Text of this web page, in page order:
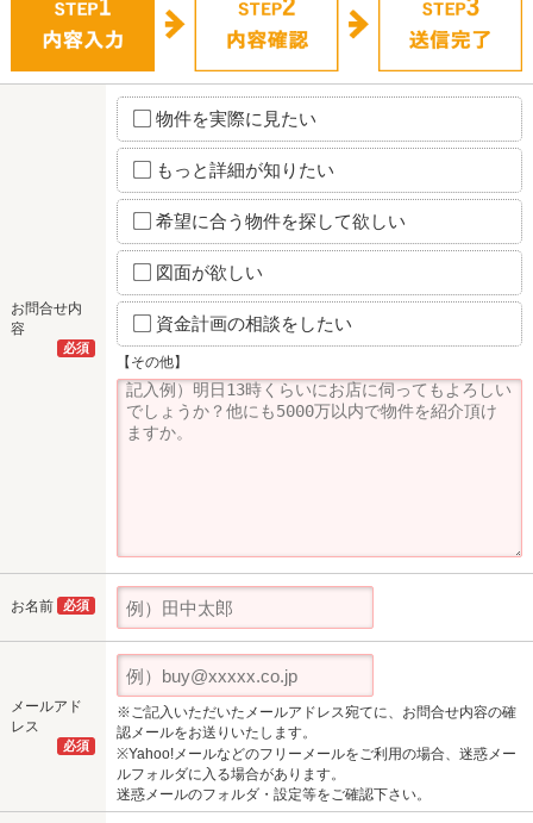
お問合せ内
容
必須
物件を実際に見たい
もっと詳細が知りたい
希望に合う物件を探して欲しい
図面が欲しい
資金計画の相談をしたい
【その他】
お名前 必須
メールアド
レス
必須
※ご記入いただいたメールアドレス宛てに、お問合せ内容の確
認メールをお送りいたします。
※Yahoo!メールなどのフリーメールをご利用の場合、迷惑メー
ルフォルダに入る場合があります。
迷惑メールのフォルダ・設定等をご確認下さい。